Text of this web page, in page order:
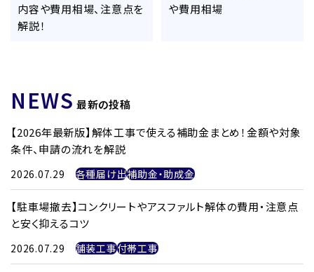
内容や費用相場、注意点を
解説！
や費用相場
NEWS 最新の投稿
【2026年最新版】解体工事で使える補助金まとめ！金額や対象
条件、申請の流れを解説
2026.07.29 各種届け出補助金・助成金
【駐車場撤去】コンクリートやアスファルト解体の費用・注意点
と安く抑えるコツ
2026.07.29 舗装工事付帯工事